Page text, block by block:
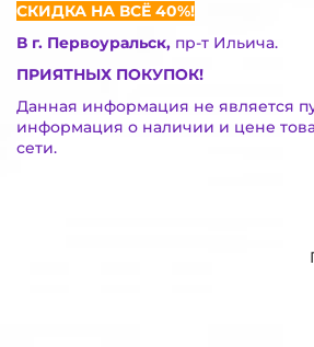
СКИДКА НА ВСЁ 40%!
В г. Первоуральск, пр-т Ильича.
ПРИЯТНЫХ ПОКУПОК!
Данная информация не является
информация о наличии и цене
сети.